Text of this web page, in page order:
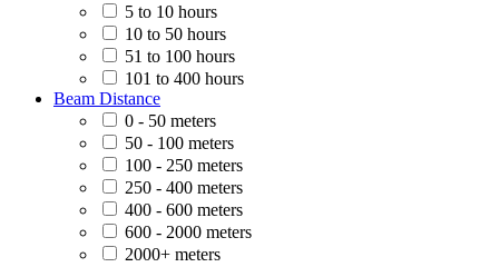
5 to 10 hours
10 to 50 hours
51 to 100 hours
101 to 400 hours
Beam Distance
0 - 50 meters
50 - 100 meters
100 - 250 meters
250 - 400 meters
400 - 600 meters
600 - 2000 meters
2000+ meters